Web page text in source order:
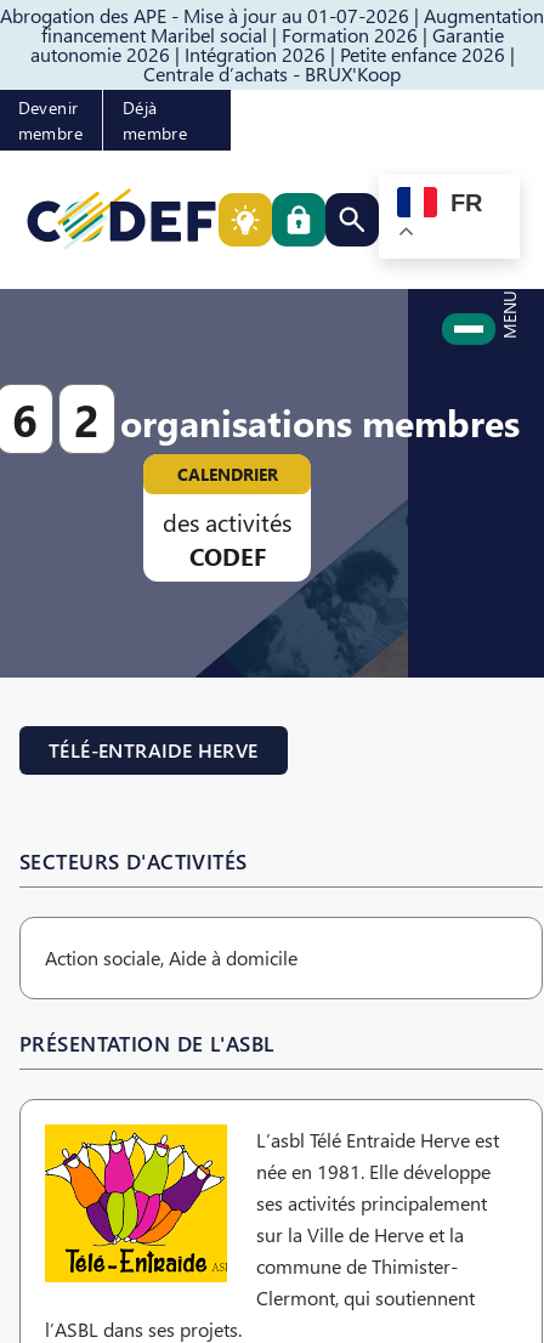
Abrogation des APE - Mise à jour au 01-07-2026 | Augmentation
financement Maribel social | Formation 2026 | Garantie
autonomie 2026 | Intégration 2026 | Petite enfance 2026 |
Centrale d’achats - BRUX'Koop
Passer au contenuPasser au pied de page
Devenir
membre
Déjà
membre
Rechercher quelque
FR
MENU
6 2 organisations membres
CALENDRIER
des activités
CODEF
TÉLÉ-ENTRAIDE HERVE
SECTEURS D'ACTIVITÉS
Action sociale, Aide à domicile
PRÉSENTATION DE L'ASBL
L’asbl Télé Entraide Herve est
née en 1981. Elle développe
ses activités principalement
sur la Ville de Herve et la
commune de Thimister-
Clermont, qui soutiennent
l’ASBL dans ses projets.